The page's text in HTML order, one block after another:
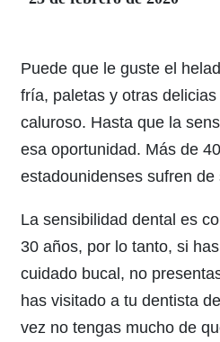
Puede que le guste el
fría, paletas y otras
caluroso. Hasta que la
esa oportunidad. Más de
estadounidenses sufren
La sensibilidad dental es
30 años, por lo tanto, si
cuidado bucal, no
has visitado a tu dentista
vez no tengas mucho de